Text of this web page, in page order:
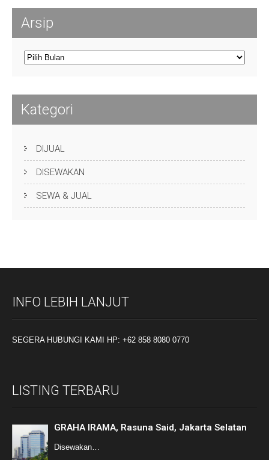
Arsip
Arsip
Kategori
DIJUAL
DISEWAKAN
SEWA & JUAL
INFO LEBIH LANJUT
SEGERA HUBUNGI KAMI HP: +62 858 8080 0770
LISTING TERBARU
GRAHA IRAMA, Rasuna Said, Jakarta Selatan
Disewakan…